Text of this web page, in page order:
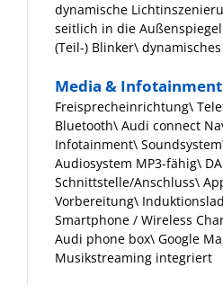
dynamische
seitlich in die
(Teil-) Blinker\
Media &
Freisprecheinrichtung\
Bluetooth\ Audi connect
Infotainment\
Audiosystem MP3-fähig\
Schnittstelle/Anschluss\
Vorbereitung\
Smartphone / Wireless
Audi phone box\ Google
Musikstreaming integriert